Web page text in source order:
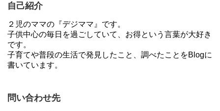
自己紹介
２児のママの『デジママ』です。
子供中心の毎日を過ごしていて、お得という言葉が大好き
です。
子育てや普段の生活で発見したこと、調べたことをBlogに
書いています。
問い合わせ先